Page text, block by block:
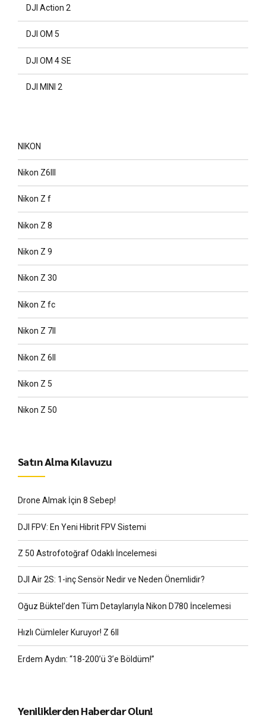
DJI Action 2
DJI OM 5
DJI OM 4 SE
DJI MINI 2
NIKON
Nikon Z6III
Nikon Z f
Nikon Z 8
Nikon Z 9
Nikon Z 30
Nikon Z fc
Nikon Z 7II
Nikon Z 6II
Nikon Z 5
Nikon Z 50
Satın Alma Kılavuzu
Drone Almak İçin 8 Sebep!
DJI FPV: En Yeni Hibrit FPV Sistemi
Z 50 Astrofotoğraf Odaklı İncelemesi
DJI Air 2S: 1-inç Sensör Nedir ve Neden Önemlidir?
Oğuz Büktel’den Tüm Detaylarıyla Nikon D780 İncelemesi
Hızlı Cümleler Kuruyor! Z 6II
Erdem Aydın: “18-200’ü 3’e Böldüm!”
Yeniliklerden Haberdar Olun!